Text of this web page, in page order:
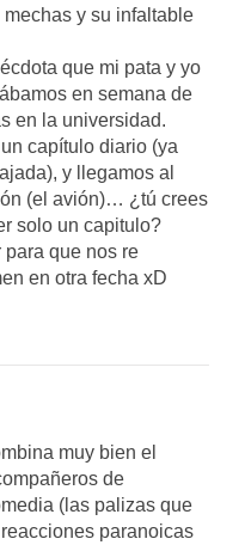
y su infaltable
que mi pata y yo
en semana de
en la universidad.
capítulo diario (ya
y llegamos al
(el avión)… ¿tú crees
solo un capitulo?
que nos re
en otra fecha xD
muy bien el
de
(las palizas que
paranoicas